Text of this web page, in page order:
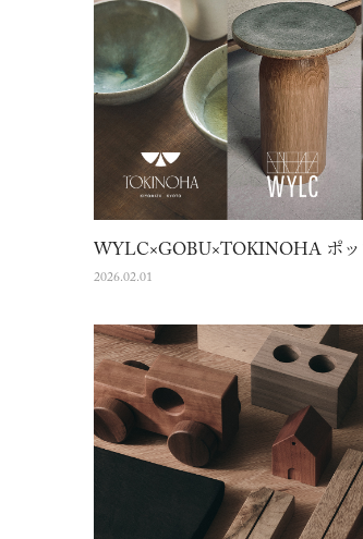
WYLC×GOBU×TOKINOHA ポッ
2026.02.01